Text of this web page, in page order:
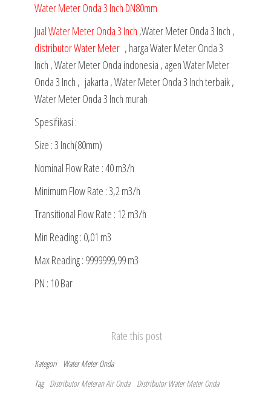
Water Meter Onda 3 Inch DN80mm
Jual Water Meter Onda 3 Inch ,Water Meter Onda 3 Inch ,
distributor Water Meter, harga Water Meter Onda 3
Inch , Water Meter Onda indonesia , agen Water Meter
Onda 3 Inch , jakarta , Water Meter Onda 3 Inch terbaik ,
Water Meter Onda 3 Inch murah
Spesifikasi :
Size : 3 Inch(80mm)
Nominal Flow Rate : 40 m3/h
Minimum Flow Rate : 3,2 m3/h
Transitional Flow Rate : 12 m3/h
Min Reading : 0,01 m3
Max Reading : 9999999,99 m3
PN : 10 Bar
Rate this post
Kategori
Water Meter Onda
Tag Distributor Meteran Air Onda
Distributor Water Meter Onda